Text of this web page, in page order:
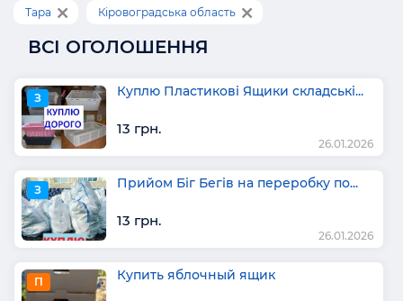
Тара Кіровоградська область
ВСІ ОГОЛОШЕННЯ
З Куплю Пластикові Ящики складські...
13 грн.
26.01.2026
З Прийом Біг Бегів на переробку по...
13 грн.
26.01.2026
П Купить яблочный ящик